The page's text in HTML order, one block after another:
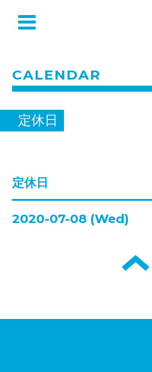
CALENDAR
定休日
定休日
2020-07-08 (Wed)